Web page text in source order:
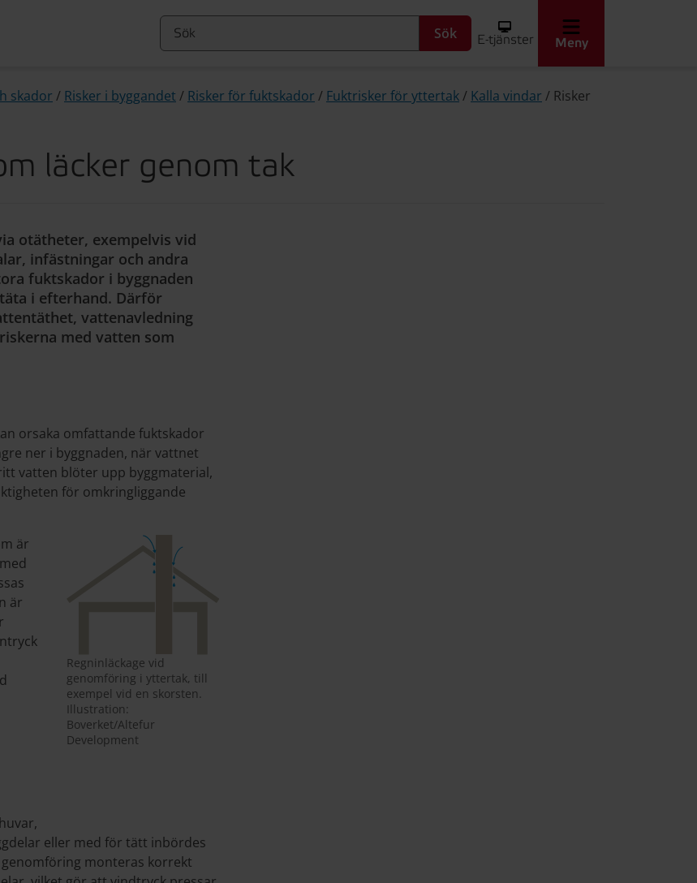
Sök E-tjänster Meny
skador / Risker i byggandet / Risker för fuktskador / Fuktrisker för yttertak/ Kalla vindar / Risker
läcker genom tak
otätheter, exempelvis vid
infästningar och andra
fuktskador i byggnaden
i efterhand. Därför
vattenavledning
med vatten som
orsaka omfattande fuktskador
ner i byggnaden, när vattnet
vatten blöter upp byggmaterial,
för omkringliggande
Regninläckage vid
genomföring i yttertak, till
exempel vid en skorsten.
Illustration:
Boverket/Altefur
Development
är
är
eller med för tätt inbördes
monteras korrekt